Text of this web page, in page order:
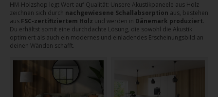
HM-Holzshop legt Wert auf Qualität: Unsere Akustikpaneele aus Holz
zeichnen sich durch nachgewiesene Schallabsorption aus, bestehen
aus FSC-zertifiziertem Holz und werden in Dänemark produziert.
Du erhältst somit eine durchdachte Lösung, die sowohl die Akustik
optimiert als auch ein modernes und einladendes Erscheinungsbild an
deinen Wänden schafft.